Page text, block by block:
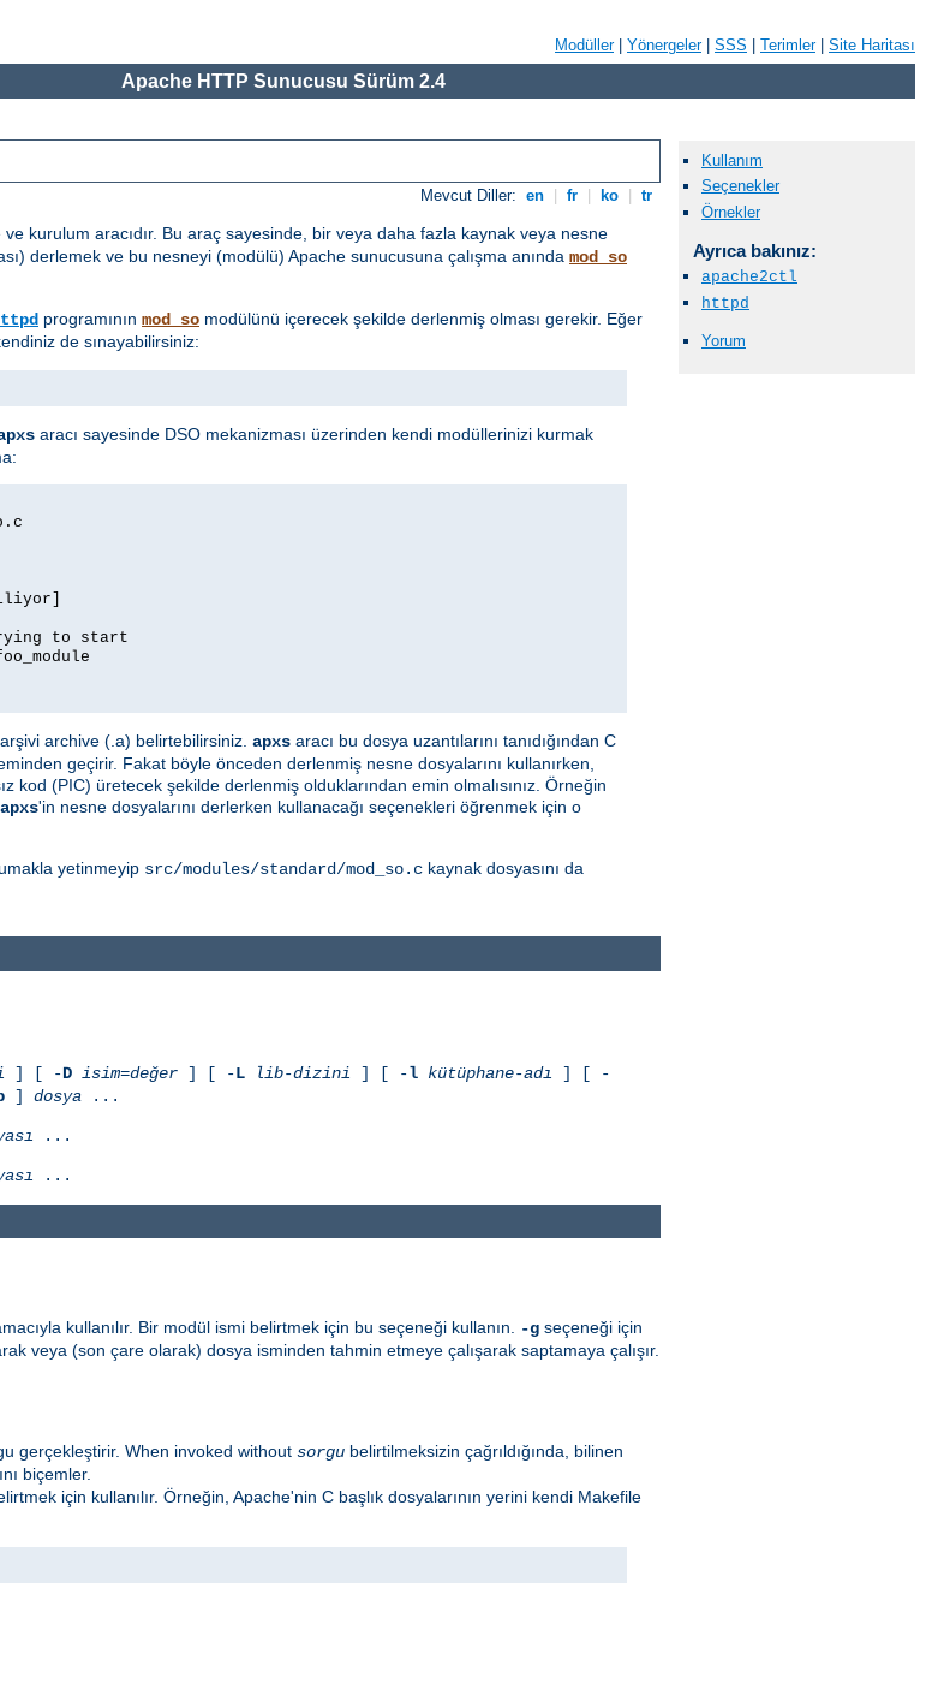
Modüller| Yönergeler| SSS Terimler| Site Haritası
Apache HTTP Sunucusu Sürüm 2.4
Mevcut Diller: en fr ko tr
kurulum aracıdır. Bu araç sayesinde, bir veya daha fazla kaynak veya nesne
derlemek ve bu nesneyi (modülü) Apache sunucusuna çalışma anında mod_so
programının mod_so modülünü içerecek şekilde derlenmiş olması gerekir. Eğer
de sınayabilirsiniz:
aracı sayesinde DSO mekanizması üzerinden kendi modüllerinizi kurmak
to start
archive (.a) belirtebilirsiniz. apxs aracı bu dosya uzantılarını tanıdığından C
geçirir. Fakat böyle önceden derlenmiş nesne dosyalarını kullanırken,
kod (PIC) üretecek şekilde derlenmiş olduklarından emin olmalısınız. Örneğin
apxs'in nesne dosyalarını derlerken kullanacağı seçenekleri öğrenmek için o
yetinmeyip src/modules/standard/mod_so.c kaynak dosyasını da
Kullanım
Seçenekler
Örnekler
Ayrıca bakınız:
apache2ctl
httpd
Yorum
] [ -D isim=değer ] [ -L lib-dizini ] [ -l kütüphane-adı ] [ -
] dosya ...
...
...
kullanılır. Bir modül ismi belirtmek için bu seçeneği kullanın. -g seçeneği için
veya (son çare olarak) dosya isminden tahmin etmeye çalışarak saptamaya çalışır.
gerçekleştirir. When invoked without sorgu belirtilmeksizin çağrıldığında, bilinen
biçemler.
için kullanılır. Örneğin, Apache'nin C başlık dosyalarının yerini kendi Makefile